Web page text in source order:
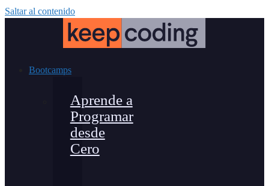
Saltar al contenido
Bootcamps
Aprende a
Programar
desde
Cero